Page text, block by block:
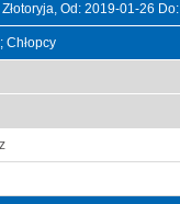
Od: 2019-01-26
Chłopcy